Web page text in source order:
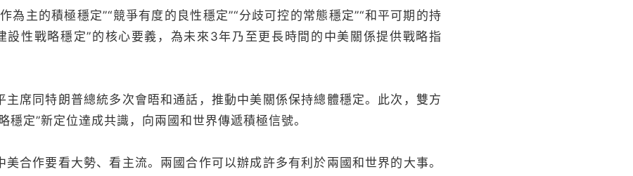
主的積極穩定”“競爭有度的良性穩定”“分歧可控的常態穩定”“和平可期的持
設性戰略穩定”的核心要義，為未來3年乃至更長時間的中美關係提供戰略指
同特朗普總統多次會晤和通話，推動中美關係保持總體穩定。此次，雙方
穩定”新定位達成共識，向兩國和世界傳遞積極信號。
作要看大勢、看主流。兩國合作可以辦成許多有利於兩國和世界的大事。